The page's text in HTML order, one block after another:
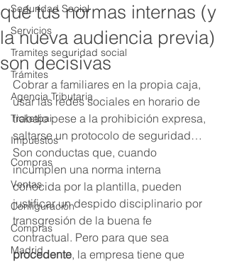
Seguridad Social
Servicios
Tramites seguridad social
Trámites
Agencia Tributaria
Ticketbai
Impuestos
Compras
Ventas
Configuración
Compras
Madrid
qué tus normas internas (y
la nueva audiencia previa)
son decisivas
Cobrar a familiares en la propia caja,
usar las redes sociales en horario de
trabajo pese a la prohibición expresa,
saltarse un protocolo de seguridad…
Son conductas que, cuando
incumplen una norma interna
conocida por la plantilla, pueden
justificar un despido disciplinario por
transgresión de la buena fe
contractual. Pero para que sea
procedente, la empresa tiene que